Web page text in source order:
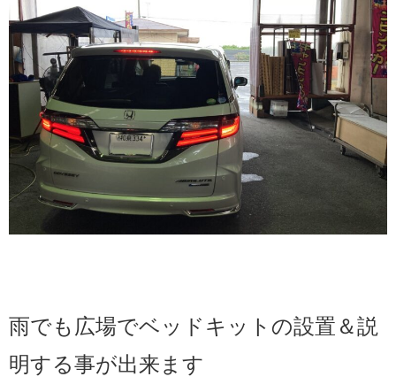
雨でも広場でベッドキットの設置＆説
明する事が出来ます